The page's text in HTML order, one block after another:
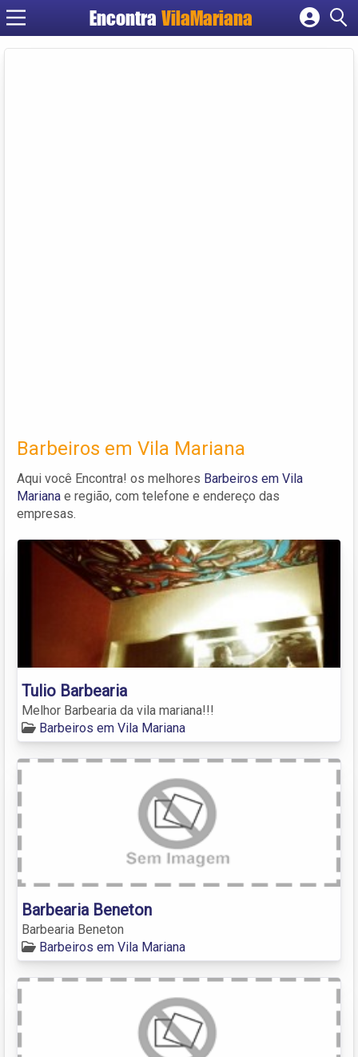
EncontraVilaMariana
Cadastrar empresa
Barbeiros em Vila Mariana
Aqui você Encontra! os melhores Barbeiros em Vila
Mariana e região, com telefone e endereço das
empresas.
Tulio Barbearia
Melhor Barbearia da vila mariana!!!
Barbeiros em Vila Mariana
Barbearia Beneton
Barbearia Beneton
Barbeiros em Vila Mariana